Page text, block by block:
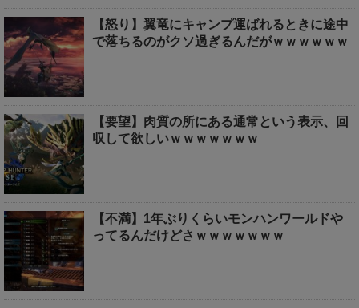
【怒り】翼竜にキャンプ運ばれるときに途中
で落ちるのがクソ過ぎるんだがｗｗｗｗｗｗ
【要望】肉質の所にある通常という表示、回
収して欲しいｗｗｗｗｗｗｗ
【不満】1年ぶりくらいモンハンワールドや
ってるんだけどさｗｗｗｗｗｗｗ